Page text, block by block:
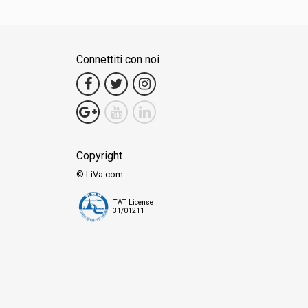
Connettiti con noi
Copyright
© LiVa.com
TAT License
31/01211